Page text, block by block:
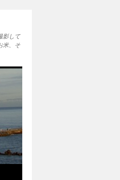
影して
米、そ